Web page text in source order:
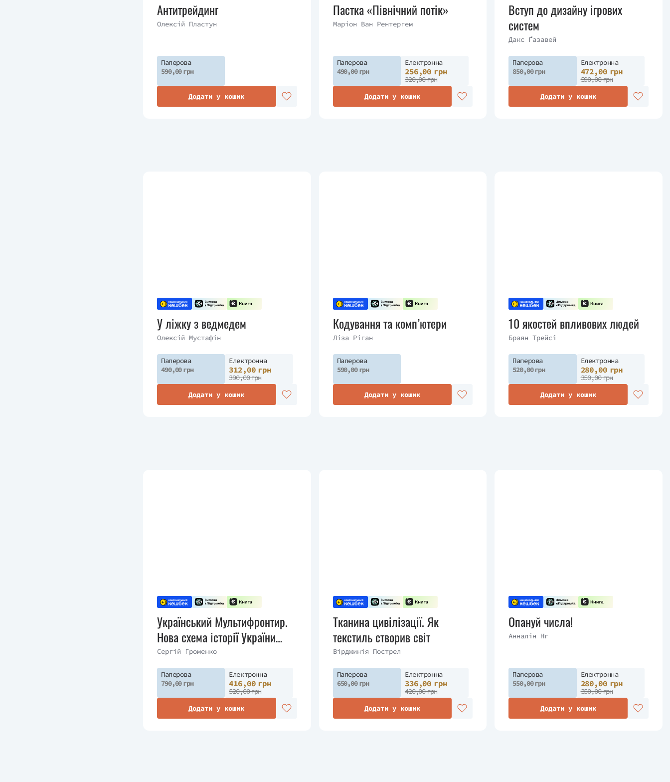
Антитрейдинг
Олексій Пластун
Паперова
590,00 грн
Додати у кошик
Пастка «Північний потік»
Маріон Ван Рентергем
Паперова
490,00 грн
Електронна
256,00 грн
320,00 грн
Додати у кошик
Вступ до дизайну ігрових
систем
Дакс Ґазавей
Паперова
850,00 грн
Електронна
472,00 грн
590,00 грн
Додати у кошик
У ліжку з ведмедем
Олексій Мустафін
Паперова
490,00 грн
Електронна
312,00 грн
390,00 грн
Додати у кошик
Кодування та комп’ютери
Ліза Ріган
Паперова
590,00 грн
Додати у кошик
10 якостей впливових людей
Браян Трейсі
Паперова
520,00 грн
Електронна
280,00 грн
350,00 грн
Додати у кошик
Український Мультифронтир.
Нова схема історії України
(неоліт — початок ХХ
століття)
Сергій Громенко
Паперова
790,00 грн
Електронна
416,00 грн
520,00 грн
Додати у кошик
Тканина цивілізації. Як
текстиль створив світ
Вірджинія Пострел
Паперова
650,00 грн
Електронна
336,00 грн
420,00 грн
Додати у кошик
Опануй числа!
Анналін Нг
Паперова
550,00 грн
Електронна
280,00 грн
350,00 грн
Додати у кошик